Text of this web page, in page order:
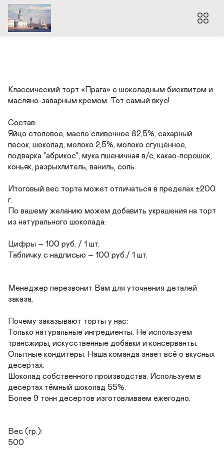
Классический торт «Прага» с шоколадным бисквитом и
масляно-заварным кремом. Тот самый вкус!
Состав:
Яйцо столовое, масло сливочное 82,5%, сахарный
песок, шоколад, молоко 2,5%, молоко сгущённое,
подварка "абрикос", мука пшеничная в/с, какао-порошок,
коньяк, разрыхлитель, ваниль, соль.
Итоговый вес торта может отличаться в пределах ±200
г.
По вашему желанию можем добавить украшения на торт
из натурального шоколада:
Цифры – 100 руб. / 1 шт.
Табличку с надписью – 100 руб./ 1 шт.
Менеджер перезвонит Вам для уточнения деталей
заказа.
Почему заказывают торты у нас:
Только натуральные ингредиенты. Не используем
трансжиры, искусственные добавки и консерванты.
Опытные кондитеры. Наша команда знает всё о вкусных
десертах.
Шоколад собственного производства. Используем в
десертах тёмный шоколад 55%.
Более 9 тонн десертов изготовливаем ежегодно.
Вес (гр.):
500